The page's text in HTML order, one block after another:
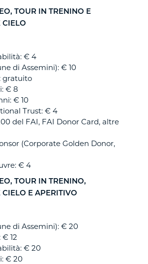
TOUR IN TRENINO E
CIELO
€ 4
di Assemini): € 10
gratuito
€ 8
€ 10
Trust: € 4
del FAI, FAI Donor Card, altre
(Corporate Golden Donor,
€ 4
TOUR IN TRENINO,
CIELO E APERITIVO
di Assemini): € 20
12
€ 20
€ 20